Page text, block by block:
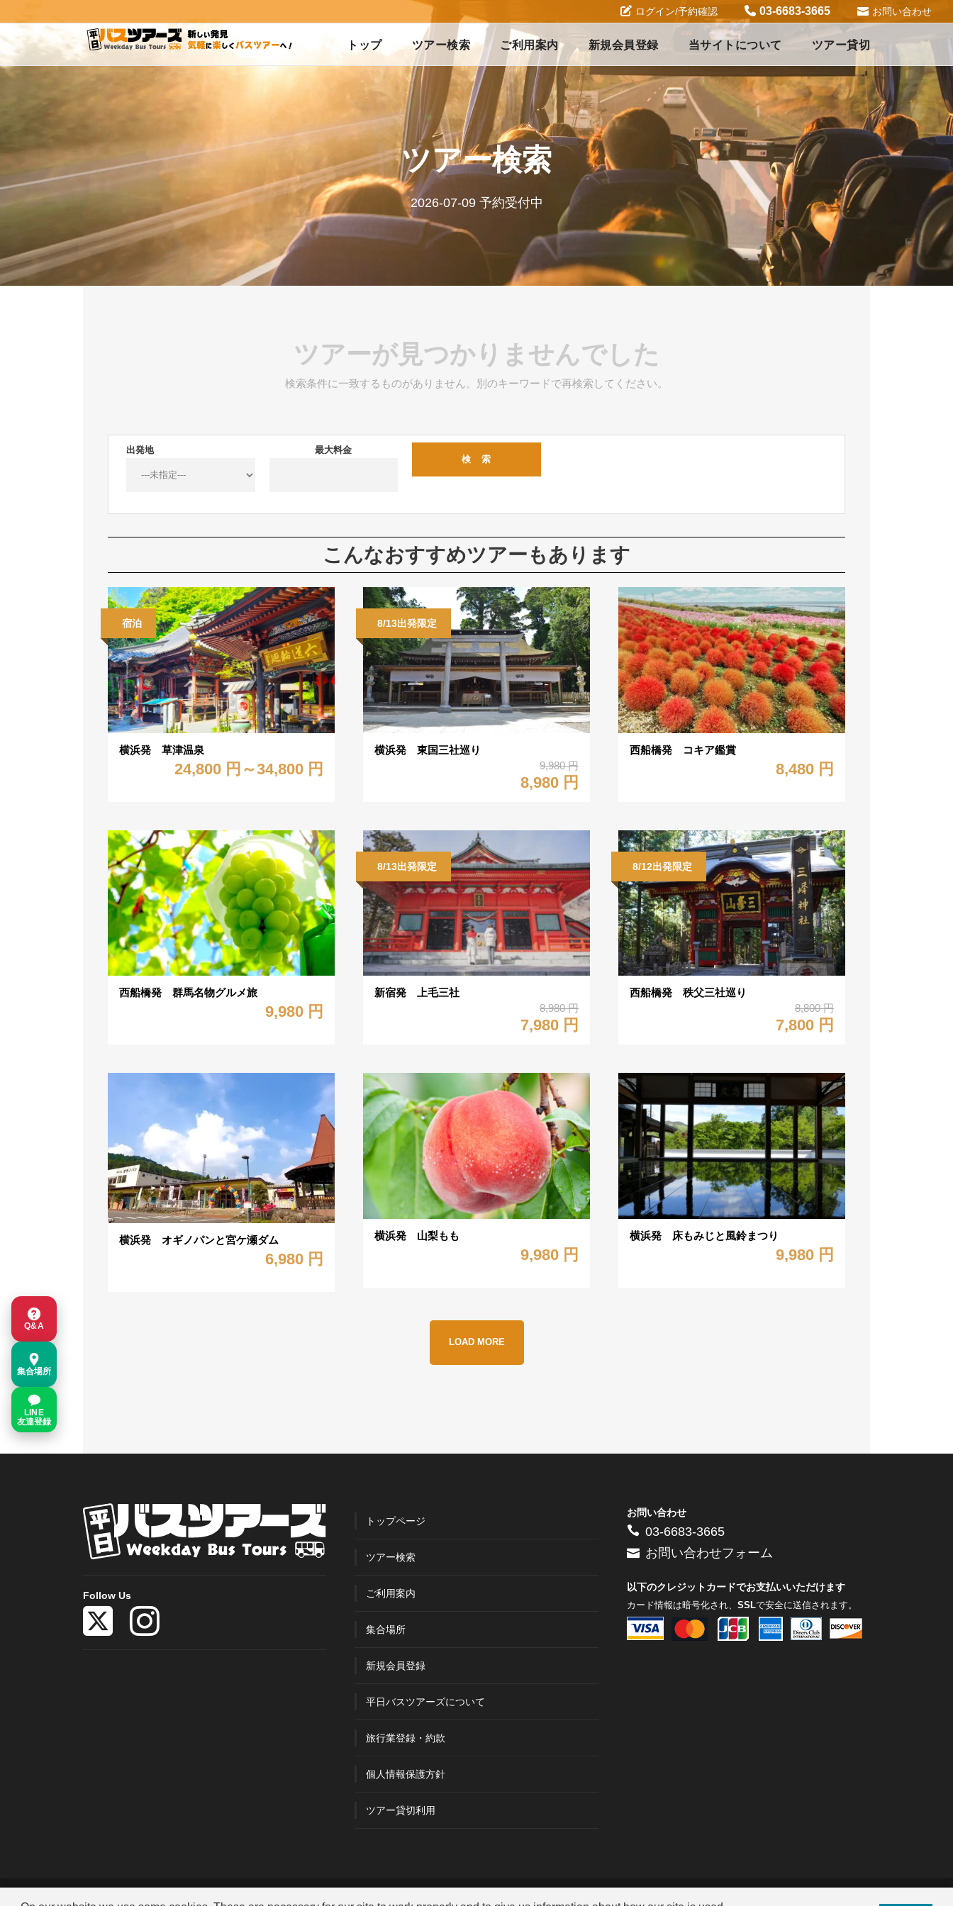
ログイン/予約確認 03-6683-3665 お問い合わせ
トップ ツアー検索 ご利用案内 新規会員登録 当サイトについて ツアー貸切
ツアー検索
2026-07-09 予約受付中
ツアーが見つかりませんでした
検索条件に一致するものがありません。別のキーワードで再検索してください。
出発地 最大料金
こんなおすすめツアーもあります
宿泊
横浜発 草津温泉
24,800 円～34,800 円
8/13出発限定
横浜発 東国三社巡り
9,980 円
8,980 円
西船橋発 コキア鑑賞
8,480 円
西船橋発 群馬名物グルメ旅
9,980 円
8/13出発限定
新宿発 上毛三社
8,980 円
7,980 円
8/12出発限定
西船橋発 秩父三社巡り
8,800 円
7,800 円
横浜発 オギノパンと宮ケ瀬ダム
6,980 円
横浜発 山梨もも
9,980 円
横浜発 床もみじと風鈴まつり
9,980 円
LOAD MORE
Follow Us
トップページ
ツアー検索
ご利用案内
集合場所
新規会員登録
平日バスツアーズについて
旅行業登録・約款
個人情報保護方針
ツアー貸切利用
お問い合わせ
03-6683-3665
お問い合わせフォーム
以下のクレジットカードでお支払いいただけます
カード情報は暗号化され、 SSLで安全に送信されます。
Q&A
集合場所
LINE
友達登録